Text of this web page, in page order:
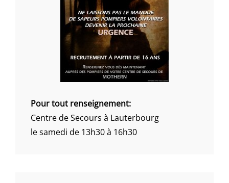
Pour tout renseignement:
Centre de Secours à Lauterbourg
le samedi de 13h30 à 16h30